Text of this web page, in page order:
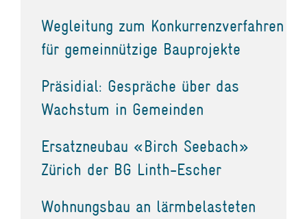
Wegleitung zum Konkurrenzverfahren
für gemeinnützige Bauprojekte
Präsidial: Gespräche über das
Wachstum in Gemeinden
Ersatzneubau «Birch Seebach»
Zürich der BG Linth-Escher
Wohnungsbau an lärmbelasteten